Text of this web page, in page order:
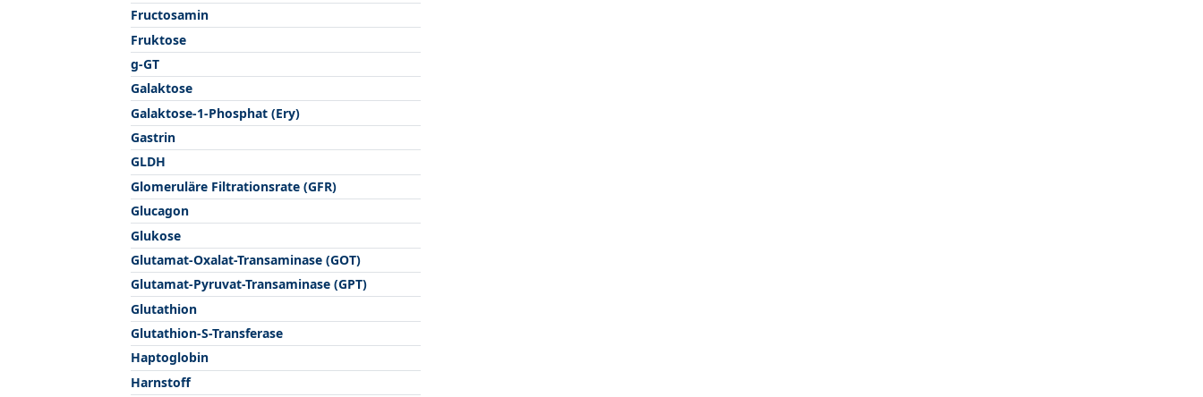
Fructosamin
Fruktose
g-GT
Galaktose
Galaktose-1-Phosphat (Ery)
Gastrin
GLDH
Glomeruläre Filtrationsrate (GFR)
Glucagon
Glukose
Glutamat-Oxalat-Transaminase (GOT)
Glutamat-Pyruvat-Transaminase (GPT)
Glutathion
Glutathion-S-Transferase
Haptoglobin
Harnstoff